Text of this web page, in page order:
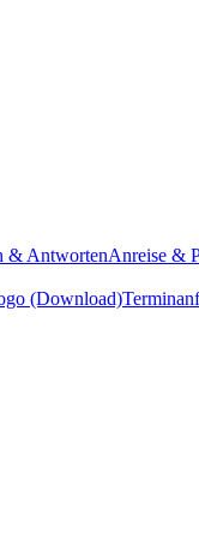
& AntwortenAnreise &
(Download)